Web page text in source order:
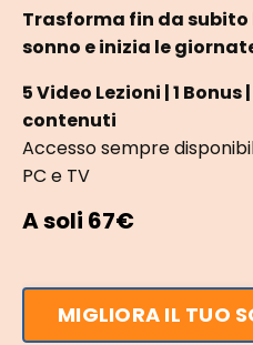
Trasforma fin da
sonno e inizia le
5 Video Lezioni | 1 Bonus
contenuti
Accesso sempre
PC e TV
A soli 67€
MIGLIORA IL TUO